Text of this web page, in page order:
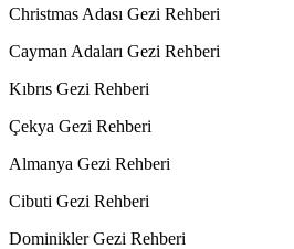
Christmas Adası Gezi Rehberi
Cayman Adaları Gezi Rehberi
Kıbrıs Gezi Rehberi
Çekya Gezi Rehberi
Almanya Gezi Rehberi
Cibuti Gezi Rehberi
Dominikler Gezi Rehberi